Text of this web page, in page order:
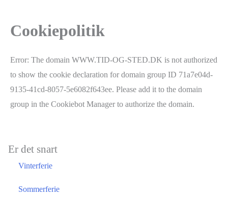
Cookiepolitik
Error: The domain WWW.TID-OG-STED.DK is not authorized
to show the cookie declaration for domain group ID 71a7e04d-
9135-41cd-8057-5e6082f643ee. Please add it to the domain
group in the Cookiebot Manager to authorize the domain.
Er det snart
Vinterferie
Sommerferie